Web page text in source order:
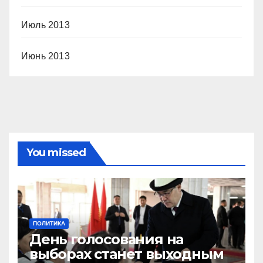
Июль 2013
Июнь 2013
You missed
ПОЛИТИКА
День голосования на
выборах станет выходным